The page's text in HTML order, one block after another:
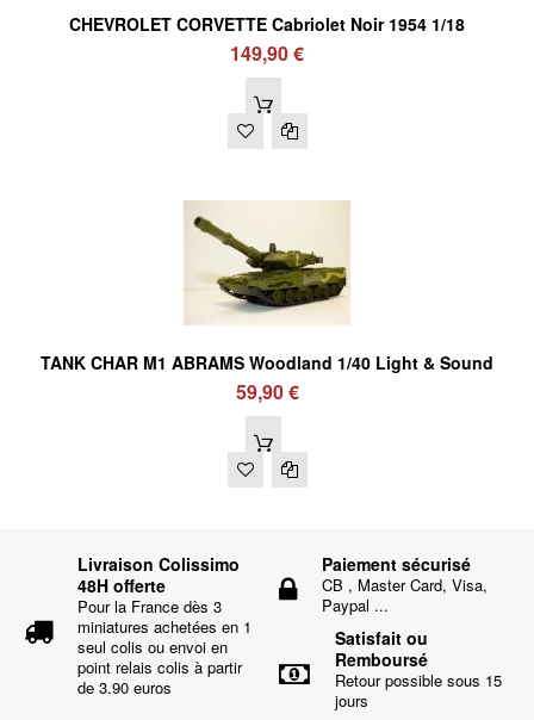
CHEVROLET CORVETTE Cabriolet Noir 1954 1/18
149,90 €
TANK CHAR M1 ABRAMS Woodland 1/40 Light & Sound
59,90 €
Livraison Colissimo
48H offerte
Pour la France dès 3
miniatures achetées en 1
seul colis ou envoi en
point relais colis à partir
de 3.90 euros
Paiement sécurisé
CB , Master Card, Visa,
Paypal ...
Satisfait ou
Remboursé
Retour possible sous 15
jours